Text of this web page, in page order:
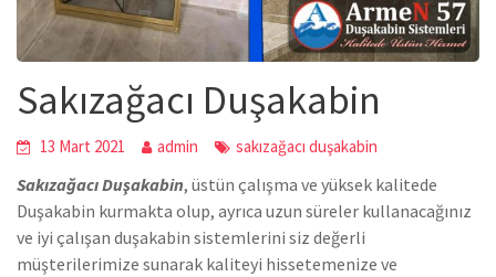
Sakızağacı Duşakabin
13 Mart 2021 admin sakızağacı duşakabin
Sakızağacı Duşakabin, üstün çalışma ve yüksek kalitede
Duşakabin kurmakta olup, ayrıca uzun süreler kullanacağınız
ve iyi çalışan duşakabin sistemlerini siz değerli
müşterilerimize sunarak kaliteyi hissetemenize ve